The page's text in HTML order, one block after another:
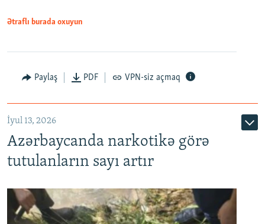
Ətraflı burada oxuyun
Paylaş PDF VPN-siz açmaq
İyul 13, 2026
Azərbaycanda narkotikə görə
tutulanların sayı artır